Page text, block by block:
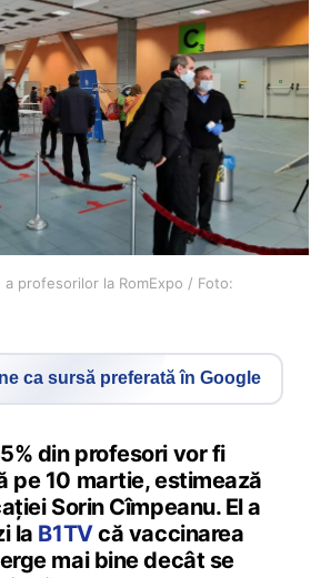
a profesorilor la RomExpo / Foto:
ca sursă preferată în Google
din profesori vor fi
pe 10 martie, estimează
Sorin Cîmpeanu. El a
la B1TVcă vaccinarea
mai bine decât se